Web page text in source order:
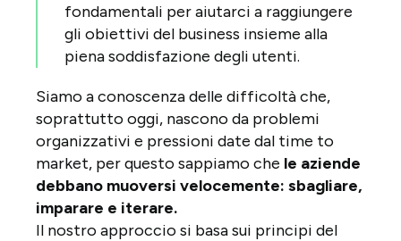
fondamentali per aiutarci a raggiungere
gli obiettivi del business insieme alla
piena soddisfazione degli utenti.
Siamo a conoscenza delle difficoltà che,
soprattutto oggi, nascono da problemi
organizzativi e pressioni date dal time to
market, per questo sappiamo che le aziende
debbano muoversi velocemente: sbagliare,
imparare e iterare.
Il nostro approccio si basa sui principi del